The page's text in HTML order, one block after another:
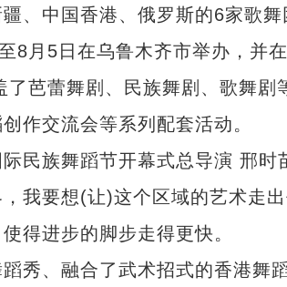
、中国香港、俄罗斯的6家歌舞
5日在乌鲁木齐市举办，并在
芭蕾舞剧、民族舞剧、歌舞剧
作交流会等系列配套活动。
族舞蹈节开幕式总导演 邢时
要想(让)这个区域的艺术走出
得进步的脚步走得更快。
、融合了武术招式的香港舞